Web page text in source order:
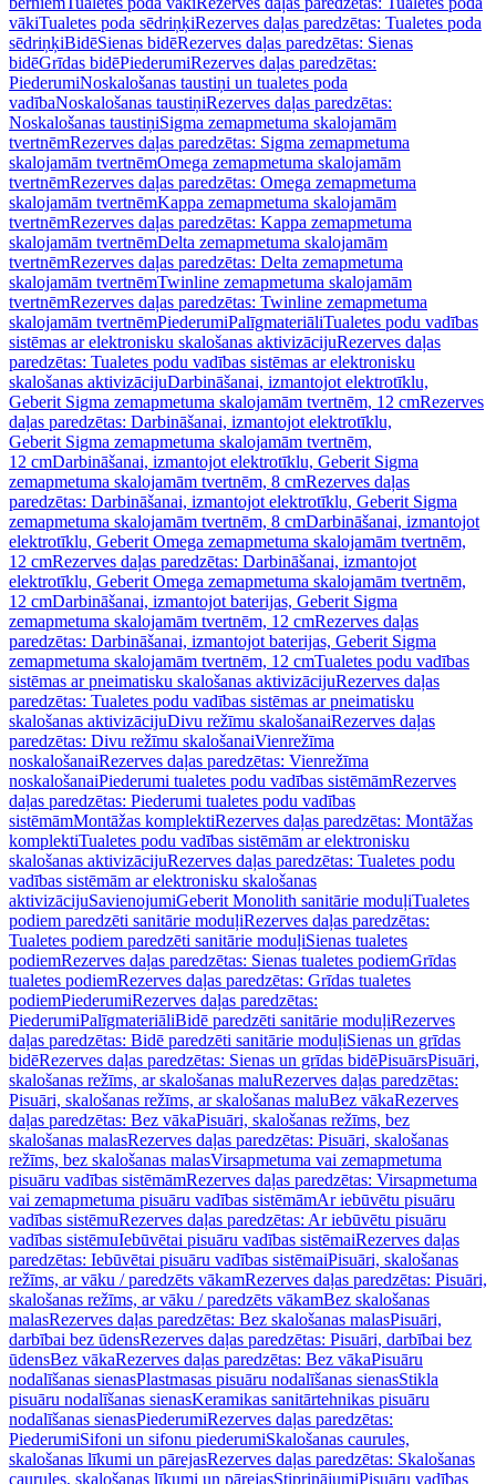
vākiTualetes poda sēdriņķiRezerves daļas paredzētas: Tualetes poda
sēdriņķiBidēSienas bidēRezerves daļas paredzētas: Sienas
bidēGrīdas bidēPiederumiRezerves daļas paredzētas:
PiederumiNoskalošanas taustiņi un tualetes poda
vadībaNoskalošanas taustiņiRezerves daļas paredzētas:
Noskalošanas taustiņiSigma zemapmetuma skalojamām
tvertnēmRezerves daļas paredzētas: Sigma zemapmetuma
skalojamām tvertnēmOmega zemapmetuma skalojamām
tvertnēmRezerves daļas paredzētas: Omega zemapmetuma
skalojamām tvertnēmKappa zemapmetuma skalojamām
tvertnēmRezerves daļas paredzētas: Kappa zemapmetuma
skalojamām tvertnēmDelta zemapmetuma skalojamām
tvertnēmRezerves daļas paredzētas: Delta zemapmetuma
skalojamām tvertnēmTwinline zemapmetuma skalojamām
tvertnēmRezerves daļas paredzētas: Twinline zemapmetuma
skalojamām tvertnēmPiederumiPalīgmateriāliTualetes podu vadības
sistēmas ar elektronisku skalošanas aktivizācijuRezerves daļas
paredzētas: Tualetes podu vadības sistēmas ar elektronisku
skalošanas aktivizācijuDarbināšanai, izmantojot elektrotīklu,
Geberit Sigma zemapmetuma skalojamām tvertnēm, 12 cmRezerves
daļas paredzētas: Darbināšanai, izmantojot elektrotīklu,
Geberit Sigma zemapmetuma skalojamām tvertnēm,
12 cmDarbināšanai, izmantojot elektrotīklu, Geberit Sigma
zemapmetuma skalojamām tvertnēm, 8 cmRezerves daļas
paredzētas: Darbināšanai, izmantojot elektrotīklu, Geberit Sigma
zemapmetuma skalojamām tvertnēm, 8 cmDarbināšanai, izmantojot
elektrotīklu, Geberit Omega zemapmetuma skalojamām tvertnēm,
12 cmRezerves daļas paredzētas: Darbināšanai, izmantojot
elektrotīklu, Geberit Omega zemapmetuma skalojamām tvertnēm,
12 cmDarbināšanai, izmantojot baterijas, Geberit Sigma
zemapmetuma skalojamām tvertnēm, 12 cmRezerves daļas
paredzētas: Darbināšanai, izmantojot baterijas, Geberit Sigma
zemapmetuma skalojamām tvertnēm, 12 cmTualetes podu vadības
sistēmas ar pneimatisku skalošanas aktivizācijuRezerves daļas
paredzētas: Tualetes podu vadības sistēmas ar pneimatisku
skalošanas aktivizācijuDivu režīmu skalošanaiRezerves daļas
paredzētas: Divu režīmu skalošanaiVienrežīma
noskalošanaiRezerves daļas paredzētas: Vienrežīma
noskalošanaiPiederumi tualetes podu vadības sistēmāmRezerves
daļas paredzētas: Piederumi tualetes podu vadības
sistēmāmMontāžas komplektiRezerves daļas paredzētas: Montāžas
komplektiTualetes podu vadības sistēmām ar elektronisku
skalošanas aktivizācijuRezerves daļas paredzētas: Tualetes podu
vadības sistēmām ar elektronisku skalošanas
aktivizācijuSavienojumiGeberit Monolith sanitārie moduļiTualetes
podiem paredzēti sanitārie moduļiRezerves daļas paredzētas:
Tualetes podiem paredzēti sanitārie moduļiSienas tualetes
podiemRezerves daļas paredzētas: Sienas tualetes podiemGrīdas
tualetes podiemRezerves daļas paredzētas: Grīdas tualetes
podiemPiederumiRezerves daļas paredzētas:
PiederumiPalīgmateriāliBidē paredzēti sanitārie moduļiRezerves
daļas paredzētas: Bidē paredzēti sanitārie moduļiSienas un grīdas
bidēRezerves daļas paredzētas: Sienas un grīdas bidēPisuārsPisuāri,
skalošanas režīms, ar skalošanas maluRezerves daļas paredzētas:
Pisuāri, skalošanas režīms, ar skalošanas maluBez vākaRezerves
daļas paredzētas: Bez vākaPisuāri, skalošanas režīms, bez
skalošanas malasRezerves daļas paredzētas: Pisuāri, skalošanas
režīms, bez skalošanas malasVirsapmetuma vai zemapmetuma
pisuāru vadības sistēmāmRezerves daļas paredzētas: Virsapmetuma
vai zemapmetuma pisuāru vadības sistēmāmAr iebūvētu pisuāru
vadības sistēmuRezerves daļas paredzētas: Ar iebūvētu pisuāru
vadības sistēmuIebūvētai pisuāru vadības sistēmaiRezerves daļas
paredzētas: Iebūvētai pisuāru vadības sistēmaiPisuāri, skalošanas
režīms, ar vāku / paredzēts vākamRezerves daļas paredzētas: Pisuāri,
skalošanas režīms, ar vāku / paredzēts vākamBez skalošanas
malasRezerves daļas paredzētas: Bez skalošanas malasPisuāri,
darbībai bez ūdensRezerves daļas paredzētas: Pisuāri, darbībai bez
ūdensBez vākaRezerves daļas paredzētas: Bez vākaPisuāru
nodalīšanas sienasPlastmasas pisuāru nodalīšanas sienasStikla
pisuāru nodalīšanas sienasKeramikas sanitārtehnikas pisuāru
nodalīšanas sienasPiederumiRezerves daļas paredzētas:
PiederumiSifoni un sifonu piederumiSkalošanas caurules,
skalošanas līkumi un pārejasRezerves daļas paredzētas: Skalošanas
caurules, skalošanas līkumi un pārejasStiprinājumiPisuāru vadības